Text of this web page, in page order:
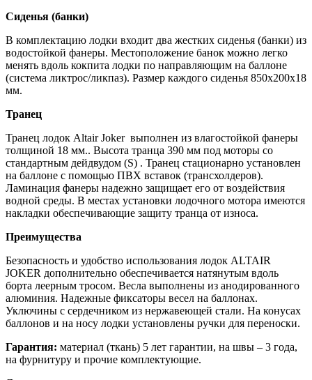
Сиденья (банки)
В комплектацию лодки входит два жестких сиденья (банки) из
водостойкой фанеры. Местоположение банок можно легко
менять вдоль кокпита лодки по направляющим на баллоне
(система ликтрос/ликпаз). Размер каждого сиденья 850х200х18
мм.
Транец
Транец лодок Altair Joker выполнен из влагостойкой фанеры
толщиной 18 мм.. Высота транца 390 мм под моторы со
стандартным дейдвудом (S) . Транец стационарно установлен
на баллоне с помощью ПВХ вставок (трансхолдеров).
Ламинация фанеры надежно защищает его от воздействия
водной среды. В местах установки лодочного мотора имеются
накладки обеспечивающие защиту транца от износа.
Преимущества
Безопасность и удобство использования лодок ALTAIR
JOKER дополнительно обеспечивается натянутым вдоль
борта леерным тросом. Весла выполнены из анодированного
алюминия. Надежные фиксаторы весел на баллонах.
Уключины с сердечником из нержавеющей стали. На конусах
баллонов и на носу лодки установлены ручки для переноски.
Гарантия: материал (ткань) 5 лет гарантии, на швы – 3 года,
на фурнитуру и прочие комплектующие.